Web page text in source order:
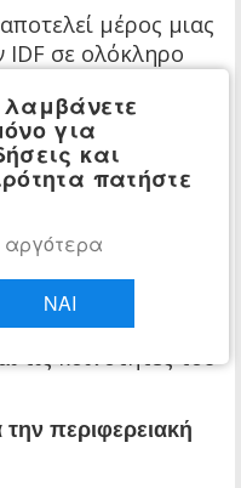
μέρος μιας
IDF σε ολόκληρο
70 τοποθεσίες
τις τελευταίες
που
και
απειλούσαν τόσο
τις κοινότητες του
την περιφερειακή
για
και
πατήστε
αργότερα
ΝΑΙ